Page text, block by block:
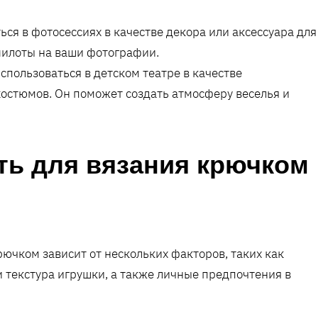
в фотосессиях в качестве декора или аксессуара для
на ваши фотографии.
в детском театре в качестве
Он поможет создать атмосферу веселья и
для вязания крючком
зависит от нескольких факторов, таких как
игрушки, а также личные предпочтения в